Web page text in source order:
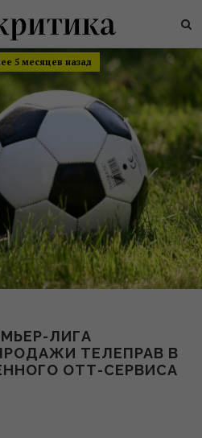
5 месяцев назад
ЛИГА
ТЕЛЕПРАВ В
ОТТ-СЕРВИСА